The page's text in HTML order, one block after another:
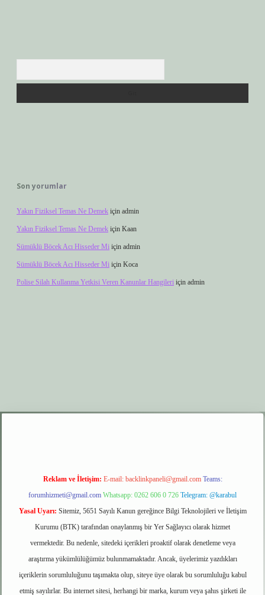
Son yorumlar
Yakın Fiziksel Temas Ne Demek için admin
Yakın Fiziksel Temas Ne Demek için Kaan
Sümüklü Böcek Acı Hisseder Mi için admin
Sümüklü Böcek Acı Hisseder Mi için Koca
Polise Silah Kullanma Yetkisi Veren Kanunlar Hangileri için admin
elexbet giriş
Reklam ve İletişim: E-mail: backlinkpaneli@gmail.com Teams:
forumhizmeti@gmail.com Whatsapp: 0262 606 0 726 Telegram: @karabul
Yasal Uyarı: Sitemiz, 5651 Sayılı Kanun gereğince Bilgi Teknolojileri ve İletişim
Kurumu (BTK) tarafından onaylanmış bir Yer Sağlayıcı olarak hizmet
vermektedir. Bu nedenle, sitedeki içerikleri proaktif olarak denetleme veya
araştırma yükümlülüğümüz bulunmamaktadır. Ancak, üyelerimiz yazdıkları
içeriklerin sorumluluğunu taşımakta olup, siteye üye olarak bu sorumluluğu kabul
etmiş sayılırlar. Bu internet sitesi, herhangi bir marka, kurum veya şahıs şirketi ile